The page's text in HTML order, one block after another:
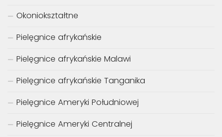
Okoniokształtne
Pielęgnice afrykańskie
Pielęgnice afrykańskie Malawi
Pielęgnice afrykańskie Tanganika
Pielęgnice Ameryki Południowej
Pielęgnice Ameryki Centralnej